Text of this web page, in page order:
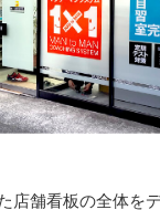
店舗看板の全体を